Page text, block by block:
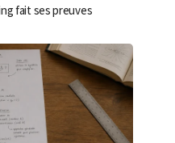
fait ses preuves